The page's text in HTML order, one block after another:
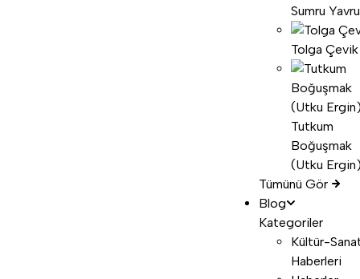
Sumru
Tolga Çevik
Tutkum
Boğuşmak
(Utku
Tümünü Gör
Blog
Kategoriler
Kültür-
Haberleri